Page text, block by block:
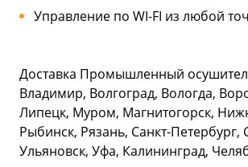
Управление по WI-FI из любой
Доставка Промышленный
Владимир, Волгоград, Вологда,
Липецк, Муром, Магнитогорск,
Рыбинск, Рязань, Санкт-
Ульяновск, Уфа, Калининград,